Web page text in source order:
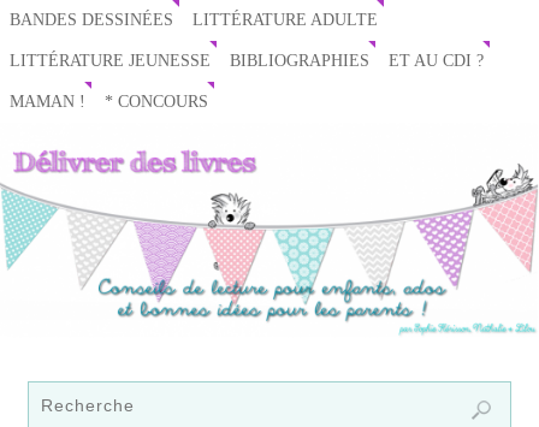
BANDES DESSINÉES LITTÉRATURE ADULTE
LITTÉRATURE JEUNESSE BIBLIOGRAPHIES ET AU CDI ?
MAMAN ! * CONCOURS